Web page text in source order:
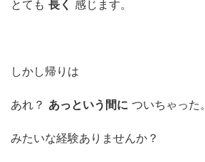
とても 長く 感じます。
しかし帰りは
あれ？ あっという間に ついちゃった。
みたいな経験ありませんか？